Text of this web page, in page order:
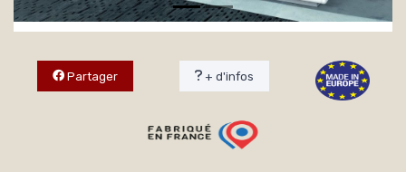
Partager + d'infos